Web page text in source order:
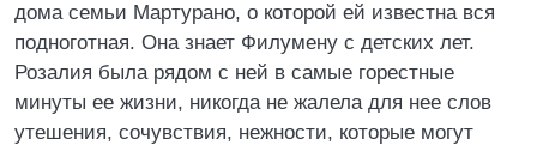
дома семьи Мартурано, о которой ей известна вся
подноготная. Она знает Филумену с детских лет.
Розалия была рядом с ней в самые горестные
минуты ее жизни, никогда не жалела для нее слов
утешения, сочувствия, нежности, которые могут